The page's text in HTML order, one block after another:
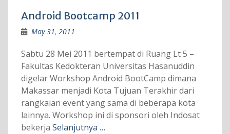
Android Bootcamp 2011
May 31, 2011
Sabtu 28 Mei 2011 bertempat di Ruang Lt 5 –
Fakultas Kedokteran Universitas Hasanuddin
digelar Workshop Android BootCamp dimana
Makassar menjadi Kota Tujuan Terakhir dari
rangkaian event yang sama di beberapa kota
lainnya. Workshop ini di sponsori oleh Indosat
bekerja Selanjutnya …